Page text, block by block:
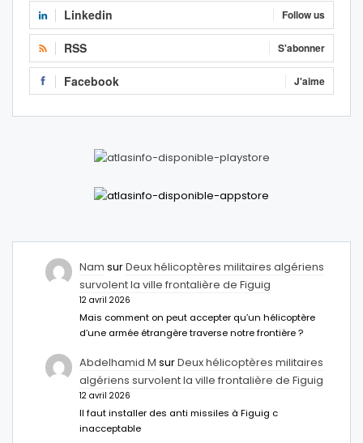
Linkedin Follow us
RSS S'abonner
Facebook J'aime
Nam surDeux hélicoptères militaires algériens
survolent la ville frontalière de Figuig
12 avril 2026
Mais comment on peut accepter qu’un hélicoptère
d’une armée étrangère traverse notre frontière ?
Abdelhamid M surDeux hélicoptères militaires
algériens survolent la ville frontalière de Figuig
12 avril 2026
Il faut installer des anti missiles à Figuig c
inacceptable